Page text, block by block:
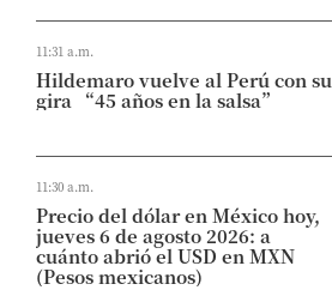
11:31 a.m.
Hildemaro vuelve al Perú con su
gira “45 años en la salsa”
11:30 a.m.
Precio del dólar en México hoy,
jueves 6 de agosto 2026: a
cuánto abrió el USD en MXN
(Pesos mexicanos)